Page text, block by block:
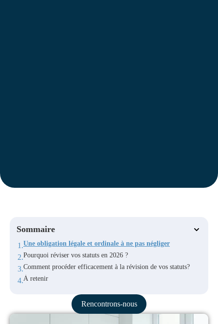
Sommaire
Une obligation légale et ordinale à ne pas négliger
Pourquoi réviser vos statuts en 2026 ?
Comment procéder efficacement à la révision de vos statuts?
À retenir
Rencontrons-nous